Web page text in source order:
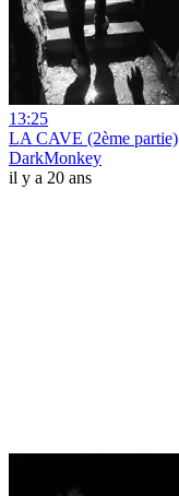
13:25
LA CAVE (2ème partie)
DarkMonkey
il y a 20 ans